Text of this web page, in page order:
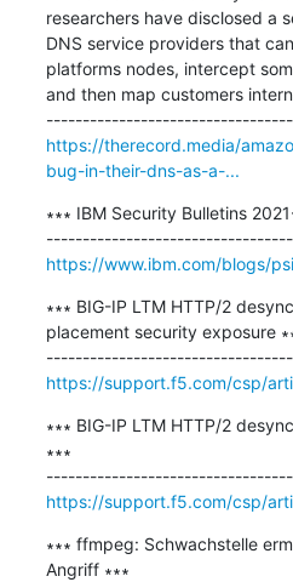
researchers have disclosed a
DNS service providers that
platforms nodes, intercept
and then map customers
https://therecord.media/
bug-in-their-dns-as-a-...
∗∗∗ IBM Security Bulletins
https://www.ibm.com/blogs/
∗∗∗ BIG-IP LTM HTTP/2
placement security exposure
https://support.f5.com/csp/
∗∗∗ BIG-IP LTM HTTP/2
∗∗∗
https://support.f5.com/csp/
∗∗∗ ffmpeg: Schwachstelle
Angriff ∗∗∗